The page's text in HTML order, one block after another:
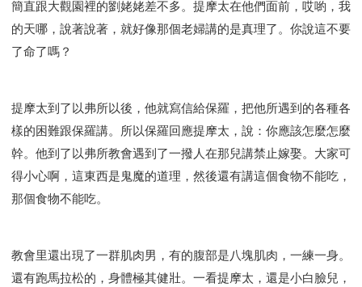
彰顯神憤怒的器皿
新時代基督教變革研討會
神同在
傳道者的言語 信心
命定性格
使徒保羅的神學體系
"如何"
屬靈人的好習慣
打開天上祝福的窗口
神蹟系列
愚蠢系列 戰勝撒旦系列
得勝的性格
耶和華是引導我的牧羊人。
謹慎系列
開心地活著
001B課程 - 解開迷思課程
001C課程 - 靈界故事
004課程 - 華人命定神學理念
103課程 - 聖經學習中階
201課程 - 從信徒到門徒
301課程 - 領袖實操課程
302課程 - 新人接待
簡直跟大觀園裡的劉姥姥差不多。提摩太在他們面前，哎喲，我
的天哪，說著說著，就好像那個老婦講的是真理了。你說這不要
了命了嗎？
提摩太到了以弗所以後，他就寫信給保羅，把他所遇到的各種各
樣的困難跟保羅講。所以保羅回應提摩太，說：你應該怎麼怎麼
幹。他到了以弗所教會遇到了一撥人在那兒講禁止嫁娶。大家可
得小心啊，這東西是鬼魔的道理，然後還有講這個食物不能吃，
那個食物不能吃。
教會里還出現了一群肌肉男，有的腹部是八塊肌肉，一練一身。
還有跑馬拉松的，身體極其健壯。一看提摩太，還是小白臉兒，